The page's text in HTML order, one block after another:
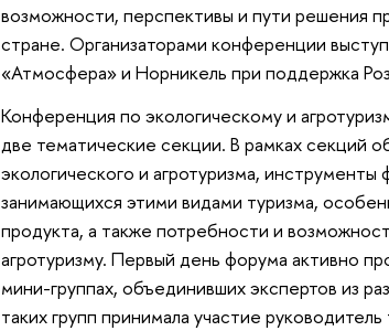
возможности, перспективы и пути решения
стране. Организаторами конференции
«Атмосфера» и Норникель при поддержка
Конференция по экологическому и
две тематические секции. В рамках секций
экологического и агротуризма,
занимающихся этими видами туризма,
продукта, а также потребности и
агротуризму. Первый день форума активно
мини-группах, объединивших экспертов из
таких групп принимала участие